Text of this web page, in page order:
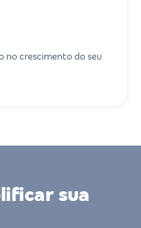
no crescimento do seu
sua